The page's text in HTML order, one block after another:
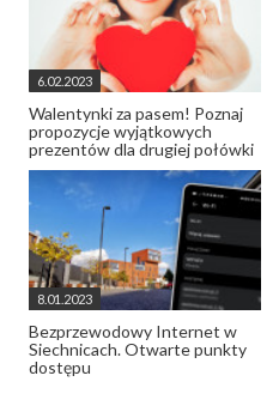
6.02.2023
Walentynki za pasem! Poznaj
propozycje wyjątkowych
prezentów dla drugiej połówki
8.01.2023
Bezprzewodowy Internet w
Siechnicach. Otwarte punkty
dostępu